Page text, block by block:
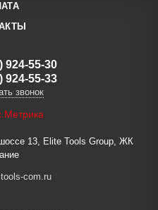
924-55-30
924-55-33
звонок
13, Elite Tools Group, ЖК
com.ru